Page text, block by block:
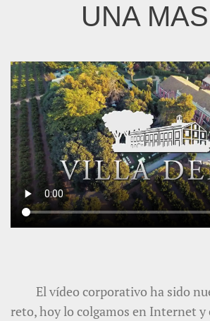
UNA
El vídeo corporativo ha sido
reto, hoy lo colgamos en Internet y